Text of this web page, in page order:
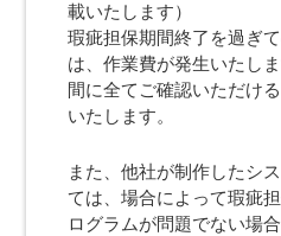
載いたします）
瑕疵担保期間終了を過ぎ
は、作業費が発生いたし
間に全てご確認いただけ
いたします。
また、他社が制作したシ
ては、場合によって瑕疵
ログラムが問題でない場